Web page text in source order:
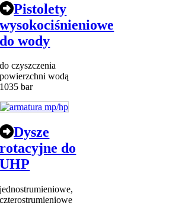
Pistolety
wysokociśnieniowe
do wody
do czyszczenia
powierzchni wodą
1035 bar
Dysze
rotacyjne do
UHP
jednostrumieniowe,
czterostrumieniowe